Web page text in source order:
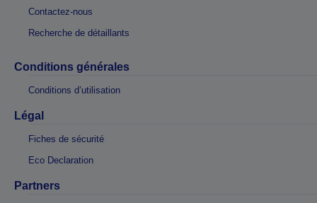
Contactez-nous
Recherche de détaillants
Conditions générales
Conditions d’utilisation
Légal
Fiches de sécurité
Eco Declaration
Partners